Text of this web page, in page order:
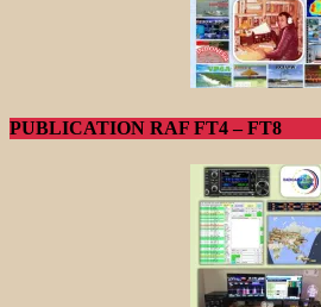
PUBLICATION RAF FT4 – FT8